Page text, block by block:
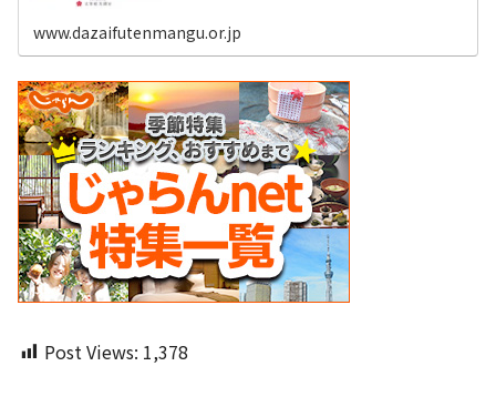
www.dazaifutenmangu.or.jp
Post Views: 1,378